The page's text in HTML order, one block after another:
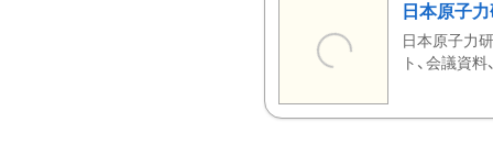
日本原子
日本原子力
ト、会議資